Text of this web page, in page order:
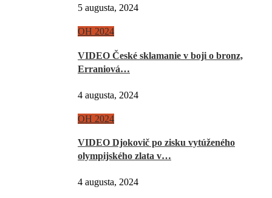
5 augusta, 2024
OH 2024
VIDEO České sklamanie v boji o bronz,
Erraniová…
4 augusta, 2024
OH 2024
VIDEO Djokovič po zisku vytúženého
olympijského zlata v…
4 augusta, 2024